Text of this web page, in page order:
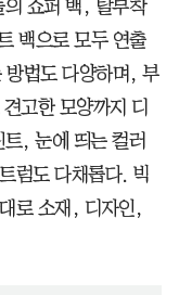
의 쇼퍼 백, 탈부착
백으로 모두 연출
방법도 다양하며, 부
고한 모양까지 디
, 눈에 띄는 컬러
럼도 다채롭다. 빅
로 소재, 디자인,